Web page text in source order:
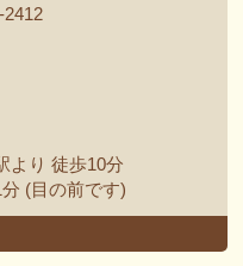
2412
より 徒歩10分
(目の前です)